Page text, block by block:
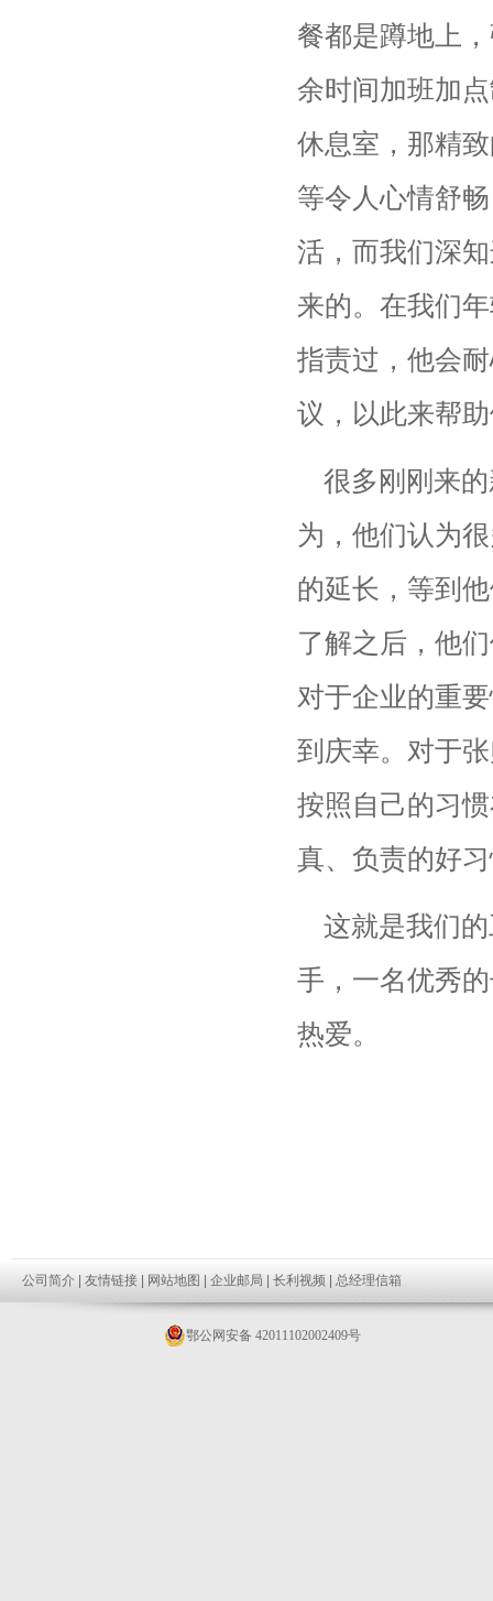
餐都是蹲地上
余时间加班加
休息室，那精
等令人心情舒
活，而我们深
来的。在我们
指责过，他会
议，以此来帮
很多刚刚来的
为，他们认为
的延长，等到
了解之后，他
对于企业的重
到庆幸。对于
按照自己的习
真、负责的好
这就是我们的
手，一名优秀
热爱。
公司简介 友情链接 网站地图 企业邮局 长利视频 总经理信箱
鄂公网安备 42011102002409号